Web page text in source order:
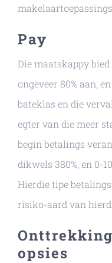
Pay
Die maatskappy
ongeveer 80% aan,
bateklas en die
egter van die meer
begin betalings
dikwels 380%, en 0-
Hierdie tipe
risiko-aard van
opsies